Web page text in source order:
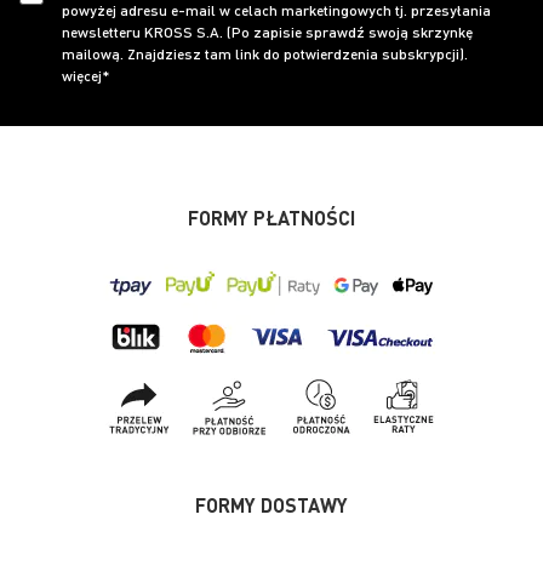
powyżej adresu e-mail w celach marketingowych tj. przesyłania
newsletteru KROSS S.A. (Po zapisie sprawdź swoją skrzynkę
mailową. Znajdziesz tam link do potwierdzenia subskrypcji).
więcej*
FORMY PŁATNOŚCI
FORMY DOSTAWY